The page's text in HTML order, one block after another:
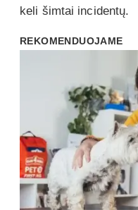
keli šimtai incidentų.
REKOMENDUOJAME